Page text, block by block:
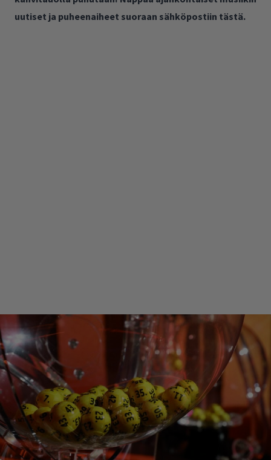
uutiset ja puheenaiheet suoraan sähköpostiin tästä.